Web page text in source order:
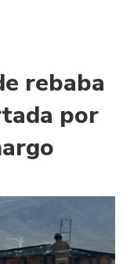
rebaba
por